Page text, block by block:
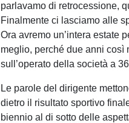
parlavamo di retrocessione,
Finalmente ci lasciamo alle
Ora avremo un’intera estate
meglio, perché due anni così
sull’operato della società a
Le parole del dirigente
dietro il risultato sportivo
biennio al di sotto delle